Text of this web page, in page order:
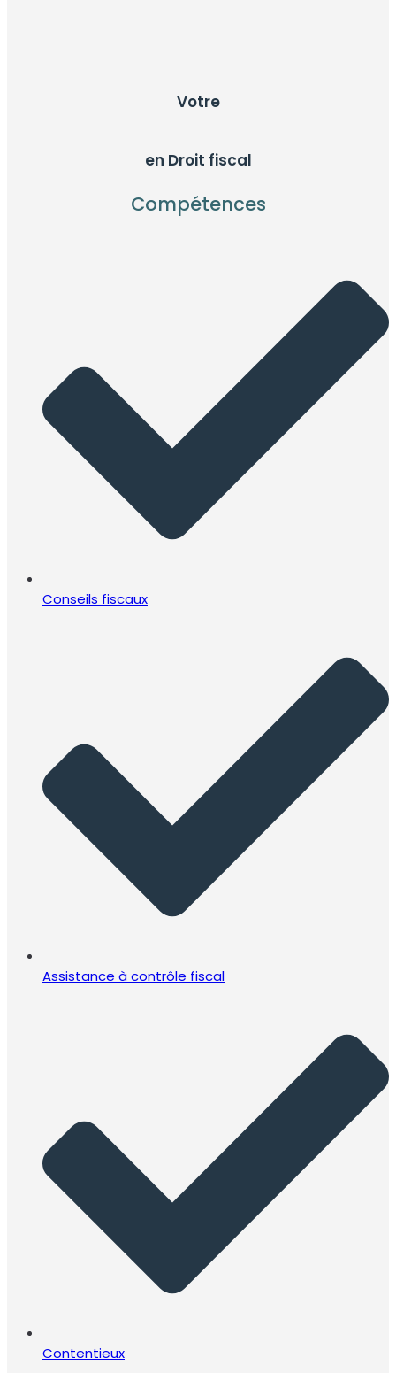
Votre
en Droit fiscal
Compétences
Conseils fiscaux
Assistance à contrôle fiscal
Contentieux